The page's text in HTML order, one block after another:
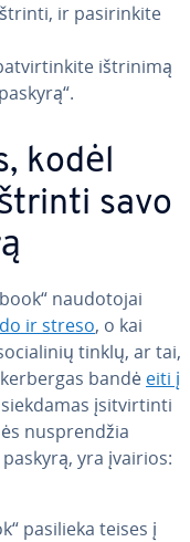
ir pa­si­rin­ki­te
ištrinimą
kodėl
savo
nau­do­to­jai
ir streso, o kai
tinklų, ar tai,
bandė eiti į
įsi­tvir­tin­ti
nu­spren­džia
yra įvairios:
pasilieka teises į